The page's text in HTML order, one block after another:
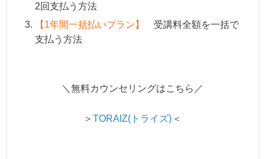
2回支払う方法
【1年間一括払いプラン】
受講料全額を一括で
支払う方法
＼無料カウンセリングはこちら／
＞ TORAIZ(トライズ) ＜